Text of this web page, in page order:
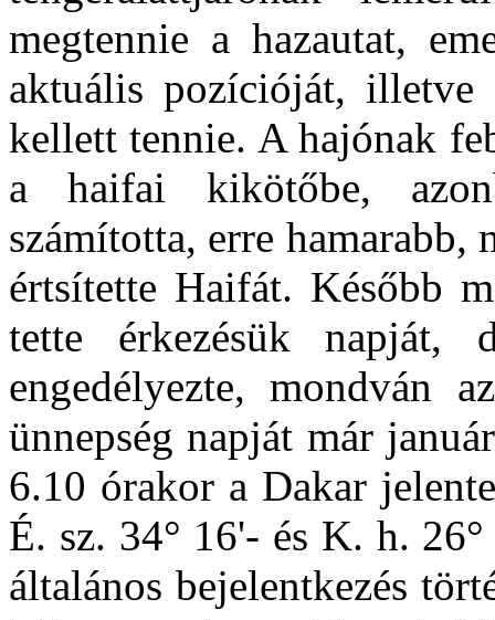
megtennie a hazautat,
aktuális pozícióját, illetve
kellett tennie. A hajónak
a haifai kikötőbe,
számította, erre
értsítette Haifát. Később
tette érkezésük napját,
engedélyezte, mondván
ünnepség napját már
6.10 órakor a Dakar
É. sz. 34° 16'- és K. h.
általános bejelentkezés